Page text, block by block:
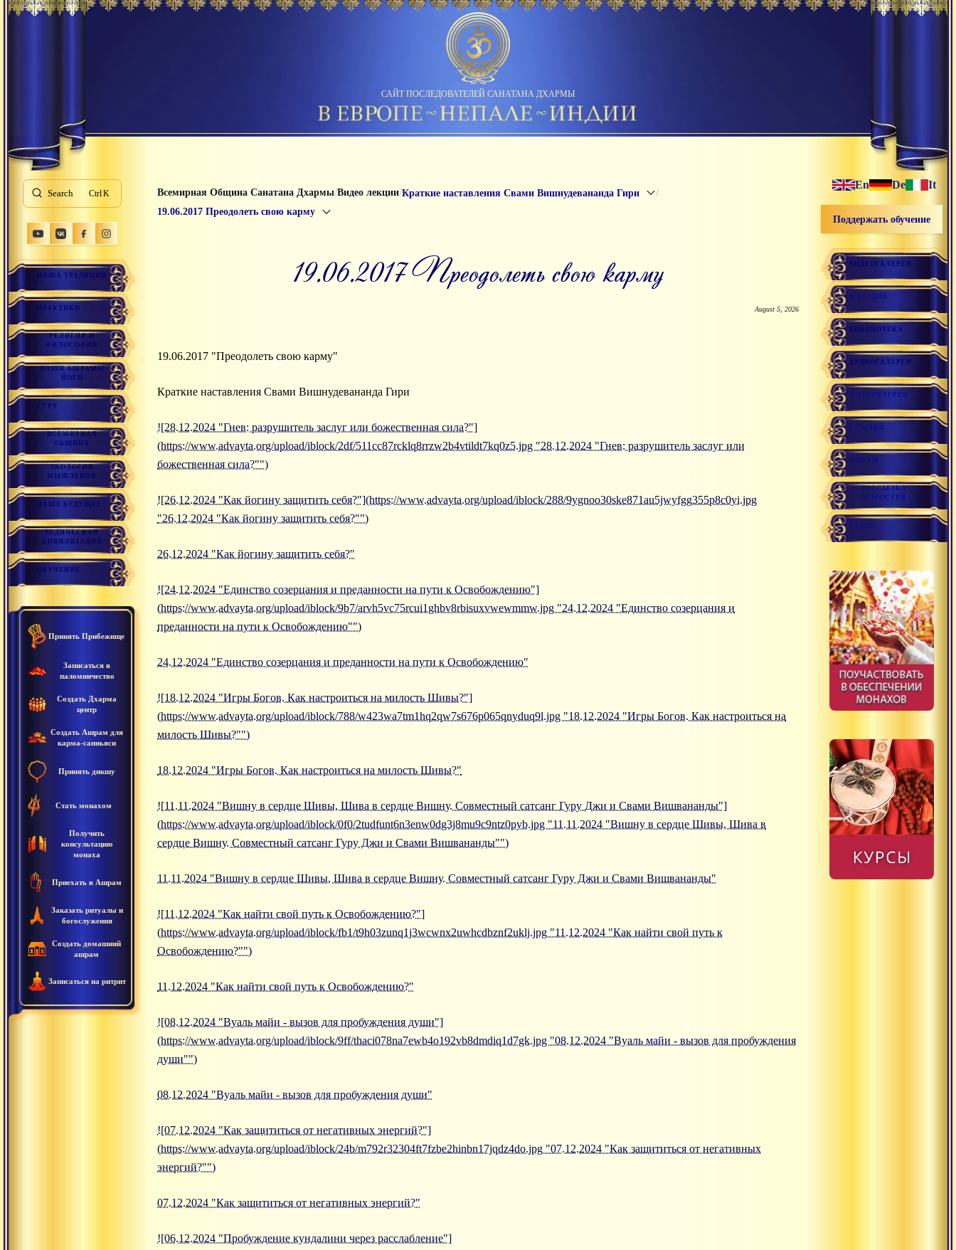
САЙТ ПОСЛЕДОВАТЕЛЕЙ САНАТАНА ДХАРМЫ
Search K
НАША ТРАДИЦИЯ
ПРАКТИКИ
РЕЛИГИЯ И
ФИЛОСОФИЯ
НАШИ АШРАМЫ
ЙОГИ
ГУРУ
ВСЕМИРНАЯ
ОБЩИНА
ЭКОЛОГИЯ
МЫШЛЕНИЯ
НАШЕ БУДУЩЕЕ
ВЕДИЧЕСКАЯ
ЦИВИЛИЗАЦИЯ
ОБУЧЕНИЕ
Принять Прибежище
Записаться в
паломничество
Создать Дхарма
центр
Создать Ашрам для
карма-санньяси
Принять дикшу
Стать монахом
Получить
консультацию
монаха
Приехать в Ашрам
Заказать ритуалы и
богослужения
Создать домашний
ашрам
Записаться на ритрит
Всемирная Община Санатана Дхармы/Видео лекции/Краткие наставления Свами Вишнудевананда Гири /
19.06.2017 Преодолеть свою карму
19.06.2017 Преодолеть свою карму
August 5, 2026
19.06.2017 "Преодолеть свою карму"
Краткие наставления Свами Вишнудевананда Гири
![28.12.2024 "Гнев: разрушитель заслуг или божественная сила?"]
(https://www.advayta.org/upload/iblock/2df/511cc87rcklq8rrzw2b4vtildt7kq0z5.jpg "28.12.2024 "Гнев: разрушитель заслуг или
божественная сила?"")
![26.12.2024 "Как йогину защитить себя?"](https://www.advayta.org/upload/iblock/288/9ygnoo30ske871au5jwyfgg355p8c0yi.jpg
"26.12.2024 "Как йогину защитить себя?"")
26.12.2024 "Как йогину защитить себя?"
![24.12.2024 "Единство созерцания и преданности на пути к Освобождению"]
(https://www.advayta.org/upload/iblock/9b7/arvh5vc75rcui1ghbv8rbisuxvwewmmw.jpg "24.12.2024 "Единство созерцания и
преданности на пути к Освобождению"")
24.12.2024 "Единство созерцания и преданности на пути к Освобождению"
![18.12.2024 "Игры Богов. Как настроиться на милость Шивы?"]
(https://www.advayta.org/upload/iblock/788/w423wa7tm1hq2qw7s676p065qnyduq9l.jpg "18.12.2024 "Игры Богов. Как настроиться на
милость Шивы?"")
18.12.2024 "Игры Богов. Как настроиться на милость Шивы?"
![11.11.2024 "Вишну в сердце Шивы, Шива в сердце Вишну. Совместный сатсанг Гуру Джи и Свами Вишвананды"]
(https://www.advayta.org/upload/iblock/0f0/2tudfunt6n3enw0dg3j8mu9c9ntz0pyb.jpg "11.11.2024 "Вишну в сердце Шивы, Шива в
сердце Вишну. Совместный сатсанг Гуру Джи и Свами Вишвананды"")
11.11.2024 "Вишну в сердце Шивы, Шива в сердце Вишну. Совместный сатсанг Гуру Джи и Свами Вишвананды"
![11.12.2024 "Как найти свой путь к Освобождению?"]
(https://www.advayta.org/upload/iblock/fb1/t9h03zunq1j3wcwnx2uwhcdbznf2uklj.jpg "11.12.2024 "Как найти свой путь к
Освобождению?"")
11.12.2024 "Как найти свой путь к Освобождению?"
![08.12.2024 "Вуаль майи - вызов для пробуждения души"]
(https://www.advayta.org/upload/iblock/9ff/thaci078na7ewb4o192vb8dmdiq1d7gk.jpg "08.12.2024 "Вуаль майи - вызов для пробуждения
души"")
08.12.2024 "Вуаль майи - вызов для пробуждения души"
![07.12.2024 "Как защититься от негативных энергий?"]
(https://www.advayta.org/upload/iblock/24b/m792r32304ft7fzbe2hinbn17jqdz4do.jpg "07.12.2024 "Как защититься от негативных
энергий?"")
07.12.2024 "Как защититься от негативных энергий?"
![06.12.2024 "Пробуждение кундалини через расслабление"]
En De It
Поддержать обучение
ВИДЕОГАЛЕРЕЯ
МАГАЗИН
БИБЛИОТЕКА
АУДИОГАЛЕРЕЯ
ФОТОГАЛЕРЕЯ
ССЫЛКИ
ФОРУМ
РАССЫЛКА
НОВОСТЕЙ
РАДИО